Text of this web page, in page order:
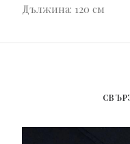
Дължина: 120 см